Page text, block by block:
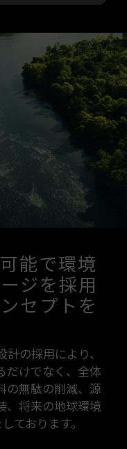
能で環境
ジを採用
セプトを
の採用により、
だけでなく、全体
の無駄の削減、源
、将来の地球環境
ております。